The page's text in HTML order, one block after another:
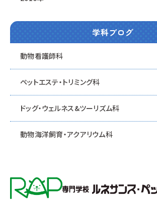
学科ブログ
動物看護師科
ペットエステ・トリミング科
ドッグ・ウェルネス&ツーリズム科
動物海洋飼育・アクアリウム科